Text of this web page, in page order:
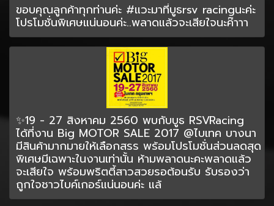
ขอบคุณลูกค้าทุกท่านค่ะ #แวะมาที่บูธrsv racingนะค่ะ
โปรโมชั่นพิเศษแน่นอนค่ะ..พลาดแล้วจะเสียใจนะค๊าาา
✨19 - 27 สิงหาคม 2560 พบกับบูธ RSVRacing
ได้ที่งาน Big MOTOR SALE 2017 @ไบเทค บางนา
มีสินค้ามากมายให้เลือกสรร พร้อมโปรโมชั่นส่วนลดสุด
พิเศษมีเฉพาะในงานเท่านั้น ห้ามพลาดนะคะพลาดแล้ว
จะเสียใจ พร้อมพริตตี้สาวสวยรอต้อนรับ รับรองว่า
ถูกใจชาวไบค์เกอร์แน่นอนค่ะ แล้